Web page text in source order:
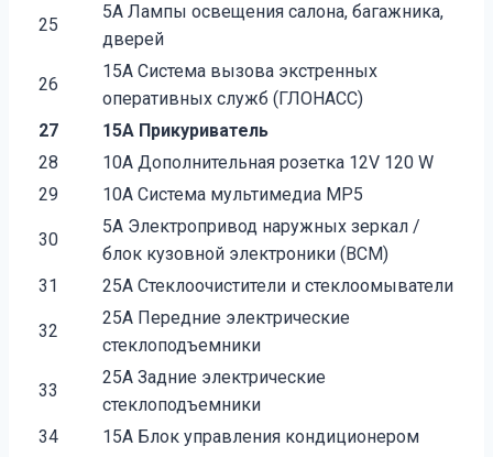
25
5А Лампы освещения салона, багажника,
дверей
26
15А Система вызова экстренных
оперативных служб (ГЛОНАСС)
27
15А Прикуриватель
28
10А Дополнительная розетка 12V 120 W
29
10А Система мультимедиа MP5
30
5А Электропривод наружных зеркал /
блок кузовной электроники (BCM)
31
25А Стеклоочистители и стеклоомыватели
32
25А Передние электрические
стеклоподъемники
33
25А Задние электрические
стеклоподъемники
34
15А Блок управления кондиционером